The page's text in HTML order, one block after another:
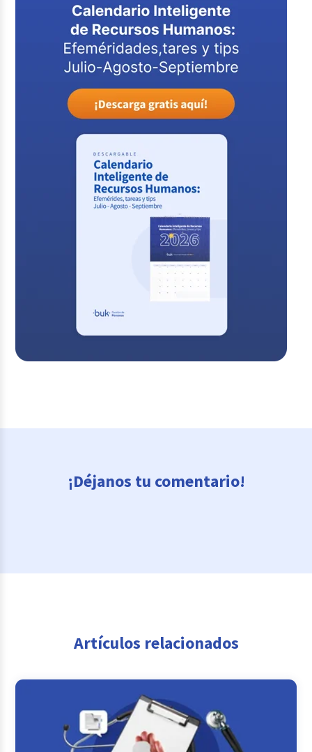
¡Déjanos tu comentario!
Artículos relacionados